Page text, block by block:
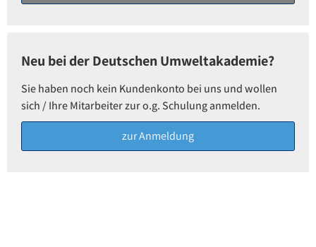
Neu bei der Deutschen Umweltakademie?
Sie haben noch kein Kundenkonto bei uns und wollen
sich / Ihre Mitarbeiter zur o.g. Schulung anmelden.